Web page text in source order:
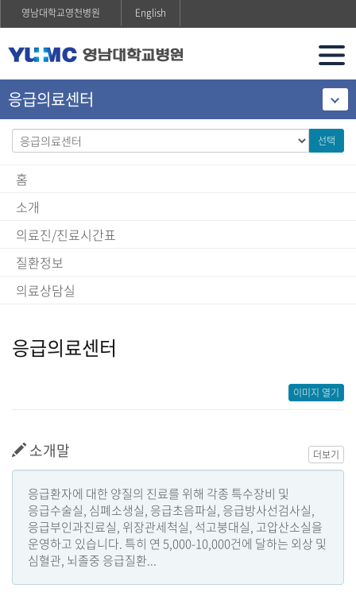
영남대학교영천병원 English
응급의료센터
선택
홈
소개
의료진/진료시간표
질환정보
의료상담실
응급의료센터
이미지 열기
소개말
응급환자에 대한 양질의 진료를 위해 각종 특수장비 및
응급수술실, 심폐소생실, 응급초음파실, 응급방사선검사실,
응급부인과진료실, 위장관세척실, 석고붕대실, 고압산소실을
운영하고 있습니다. 특히 연 5,000-10,000건에 달하는 외상 및
심혈관, 뇌졸중 응급질환...
더보기